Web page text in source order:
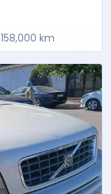
158,000 km